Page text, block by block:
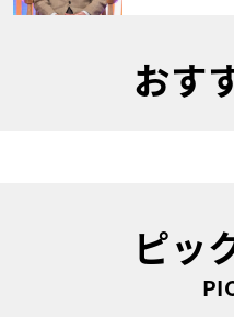
おす
ピッ